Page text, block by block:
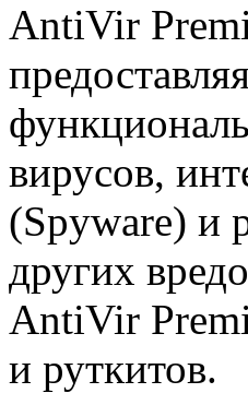
AntiVir
вирусов,
(Spyware) и
других
AntiVir
и руткитов.